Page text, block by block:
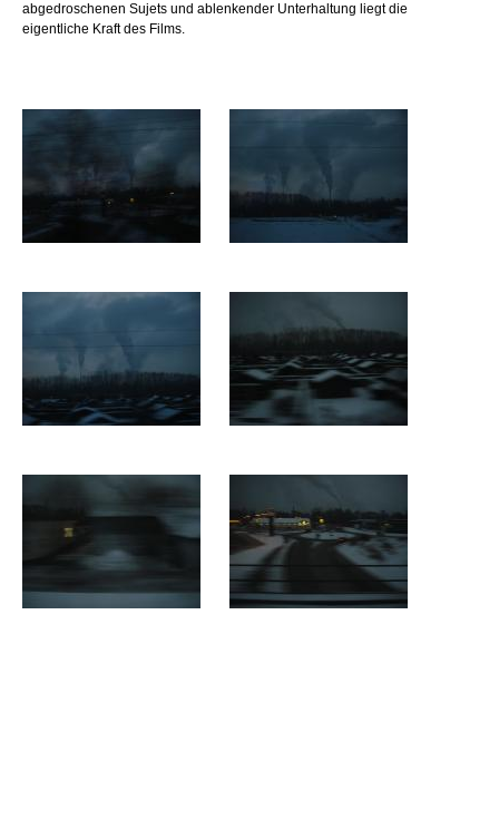
abgedroschenen Sujets und ablenkender Unterhaltung liegt die
eigentliche Kraft des Films.